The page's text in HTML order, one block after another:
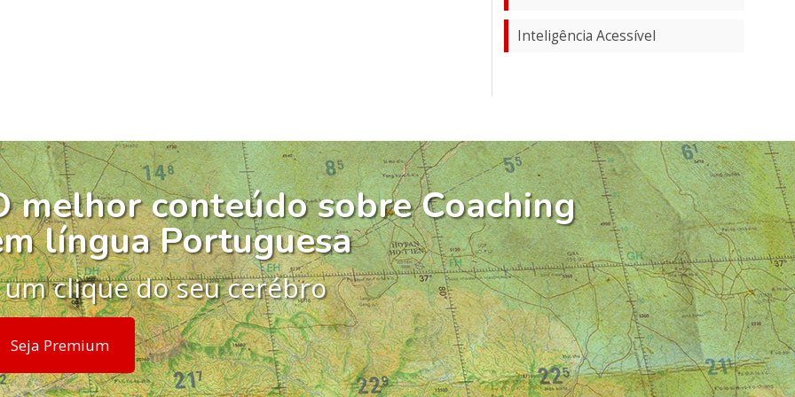
Inteligência Acessível
melhor conteúdo sobre Coaching
língua Portuguesa
um clique do seu cerébro
Seja Premium